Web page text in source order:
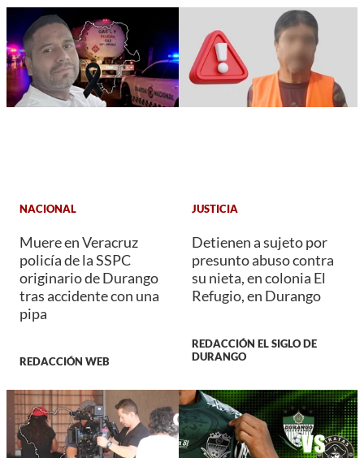
NACIONAL
Muere en Veracruz
policía de la SSPC
originario de Durango
tras accidente con una
pipa
REDACCIÓN WEB
JUSTICIA
Detienen a sujeto por
presunto abuso contra
su nieta, en colonia El
Refugio, en Durango
REDACCIÓN EL SIGLO DE
DURANGO